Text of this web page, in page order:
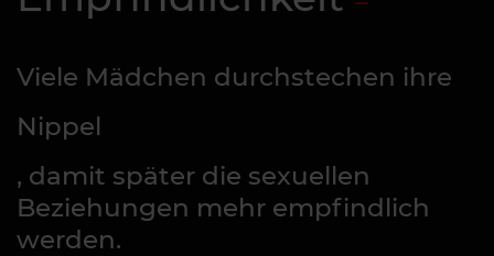
Viele Mädchen durchstechen ihre
Nippel
, damit später die sexuellen
Beziehungen mehr empfindlich
werden.